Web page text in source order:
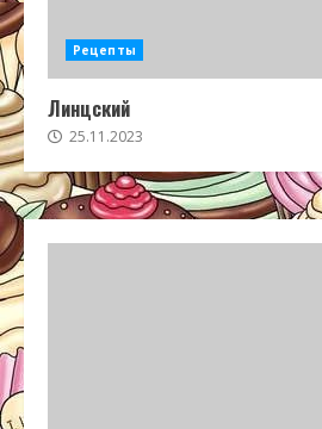
Рецепты
Линцский
25.11.2023